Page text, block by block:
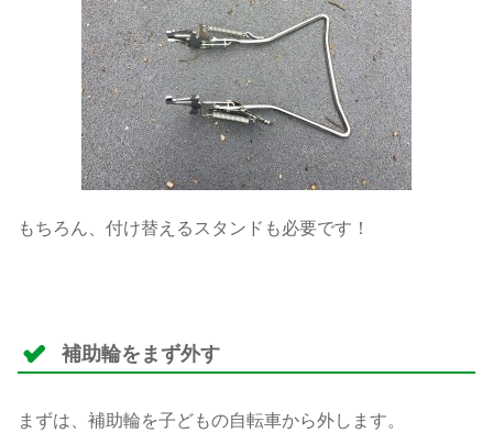
もちろん、付け替えるスタンドも必要です！
補助輪をまず外す
まずは、補助輪を子どもの自転車から外します。